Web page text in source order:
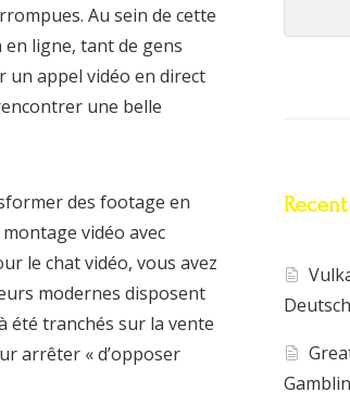
Au sein de cette
ligne, tant de gens
appel vidéo en direct
une belle
des footage en
vidéo avec
le chat vidéo, vous avez
modernes disposent
été tranchés sur la vente
arrêter « d’opposer